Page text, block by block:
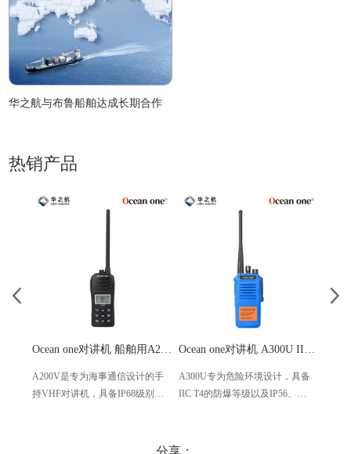
华之航与布鲁船舶达成长期合作
热销产品
Ocean one对讲机 船舶用A200V漂浮式手持防水对讲机
A200V是专为海事通信设计的手
持VHF对讲机，具备IP68级别的
守功能。没有信号或长时间无操
Ocean one对讲机 A300U IIC T4氢气防爆对讲机 船舶消防本质安全无线电
A300U专为危险环境设计，具备
IIC T4的防爆等级以及IP56、
使用